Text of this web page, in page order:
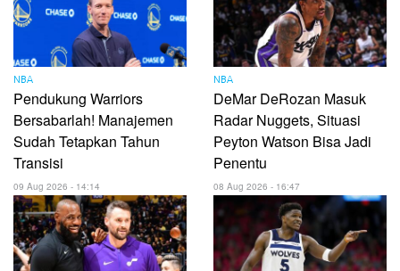
NBA
Pendukung Warriors
Bersabarlah! Manajemen
Sudah Tetapkan Tahun
Transisi
09 Aug 2026 - 14:14
NBA
DeMar DeRozan Masuk
Radar Nuggets, Situasi
Peyton Watson Bisa Jadi
Penentu
08 Aug 2026 - 16:47